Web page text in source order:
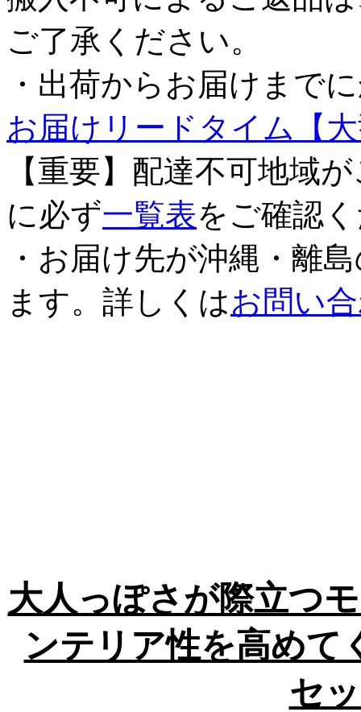
ご了承ください。
・出荷からお届けまで
お届けリードタイム【
【重要】配達不可地域
に必ず一覧表をご確認
・お届け先が沖縄・離
ます。詳しくはお問い
大人っぽさが際立つ
ンテリア性を高めて
セ